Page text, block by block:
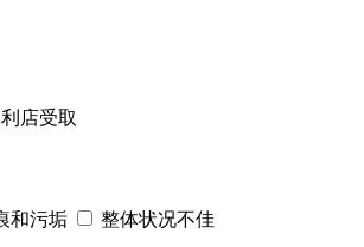
店受取
和污垢 整体状况不佳